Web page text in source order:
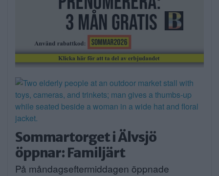
Sommartorget i Älvsjö
öppnar: Familjärt
På måndagseftermiddagen öppnade